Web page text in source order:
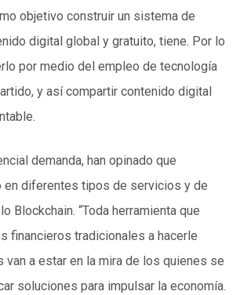
objetivo construir un sistema de
digital global y gratuito, tiene. Por lo
por medio del empleo de tecnología
y así compartir contenido digital
demanda, han opinado que
en diferentes tipos de servicios y de
Blockchain. “Toda herramienta que
financieros tradicionales a hacerle
a estar en la mira de los quienes se
soluciones para impulsar la economía.